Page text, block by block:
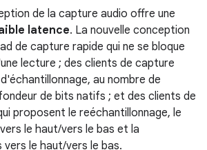
de la capture audio offre une
latence. La nouvelle conception
de capture rapide qui ne se bloque
lecture ; des clients de capture
au nombre de
de bits natifs ; et des clients de
proposent le reéchantillonnage, le
le haut/vers le bas et la
le haut/vers le bas.